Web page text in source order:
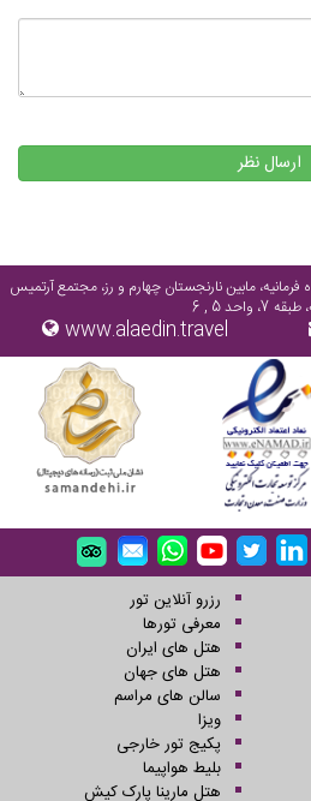
ارسال نظر
فرمانیه، مابین نارنجستان چهارم و رز، مجتمع آرتمیس
7، واحد 5 , 6
www.alaedin.travel
رزرو آنلاین تور
معرفی تورها
هتل های ایران
هتل های جهان
سالن های مراسم
ویزا
پکیج تور خارجی
بلیط هواپیما
هتل مارینا پارک کیش